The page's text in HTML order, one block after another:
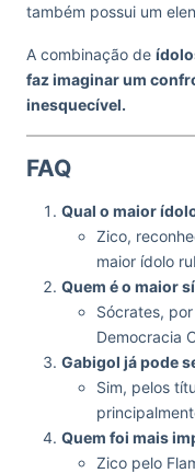
também possui um
A combinação de
faz imaginar um
inesquecível.
FAQ
Qual o maior
Zico,
maior ídolo
Quem é o maior
Sócrates,
Democracia
Gabigol já pode
Sim, pelos
Quem foi mais
Zico pelo